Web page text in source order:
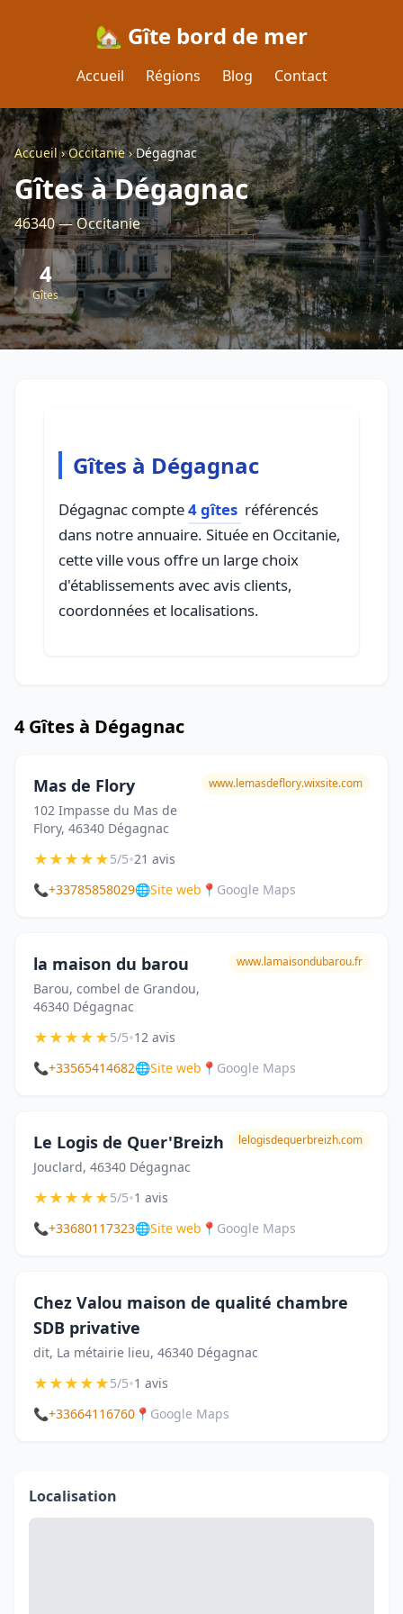
🏡 Gîte bord de mer
Accueil Régions Blog Contact
Accueil›Occitanie›Dégagnac
Gîtes à Dégagnac
46340 — Occitanie
4
Gîtes
Gîtes à Dégagnac
Dégagnac compte4 gîtes référencés
dans notre annuaire. Située en Occitanie,
cette ville vous offre un large choix
d'établissements avec avis clients,
coordonnées et localisations.
4 Gîtes à Dégagnac
Mas de Flory
102 Impasse du Mas de
Flory, 46340 Dégagnac
www.lemasdeflory.wixsite.com
★★★★★5/5•21 avis
📞+33785858029🌐Site web 📍 Google Maps
la maison du barou
Barou, combel de Grandou,
46340 Dégagnac
www.lamaisondubarou.fr
★★★★★5/5•12 avis
📞+33565414682🌐Site web 📍 Google Maps
Le Logis de Quer'Breizh
Jouclard, 46340 Dégagnac
lelogisdequerbreizh.com
★★★★★5/5•1 avis
📞+33680117323🌐Site web 📍 Google Maps
Chez Valou maison de qualité chambre
SDB privative
dit, La métairie lieu, 46340 Dégagnac
★★★★★5/5•1 avis
📞+33664116760 📍 Google Maps
Localisation